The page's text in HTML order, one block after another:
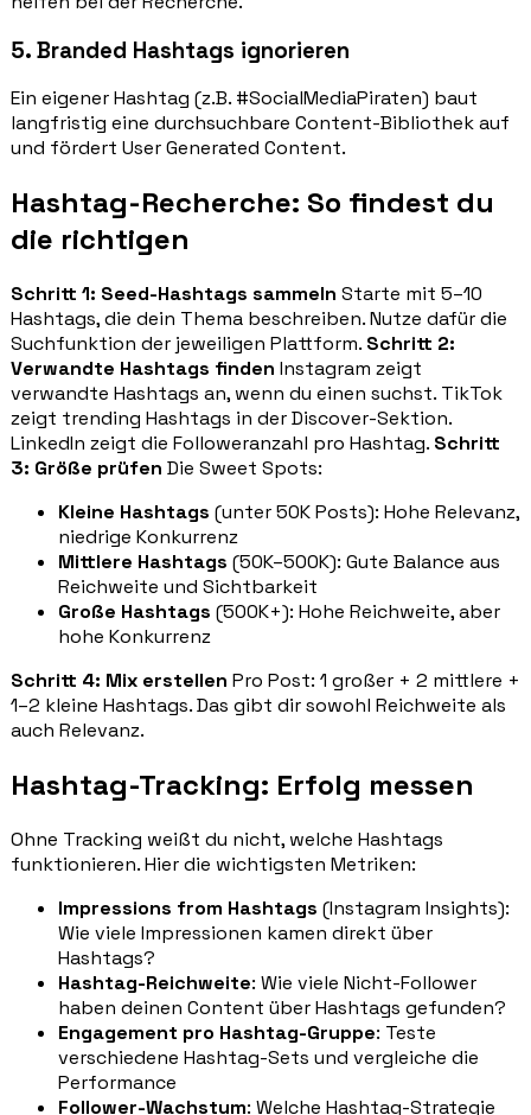
5. Branded Hashtags ignorieren
Ein eigener Hashtag (z.B. #SocialMediaPiraten) baut
langfristig eine durchsuchbare Content-Bibliothek auf
und fördert User Generated Content.
Hashtag-Recherche: So findest du
die richtigen
Schritt 1: Seed-Hashtags sammeln Starte mit 5–10
Hashtags, die dein Thema beschreiben. Nutze dafür die
Suchfunktion der jeweiligen Plattform. Schritt 2:
Verwandte Hashtags finden Instagram zeigt
verwandte Hashtags an, wenn du einen suchst. TikTok
zeigt trending Hashtags in der Discover-Sektion.
LinkedIn zeigt die Followeranzahl pro Hashtag. Schritt
3: Größe prüfen Die Sweet Spots:
Kleine Hashtags (unter 50K Posts): Hohe Relevanz,
niedrige Konkurrenz
Mittlere Hashtags (50K–500K): Gute Balance aus
Reichweite und Sichtbarkeit
Große Hashtags (500K+): Hohe Reichweite, aber
hohe Konkurrenz
Schritt 4: Mix erstellen Pro Post: 1 großer + 2 mittlere +
1–2 kleine Hashtags. Das gibt dir sowohl Reichweite als
auch Relevanz.
Hashtag-Tracking: Erfolg messen
Ohne Tracking weißt du nicht, welche Hashtags
funktionieren. Hier die wichtigsten Metriken:
Impressions from Hashtags (Instagram Insights):
Wie viele Impressionen kamen direkt über
Hashtags?
Hashtag-Reichweite: Wie viele Nicht-Follower
haben deinen Content über Hashtags gefunden?
Engagement pro Hashtag-Gruppe: Teste
verschiedene Hashtag-Sets und vergleiche die
Performance
Follower-Wachstum: Welche Hashtag-Strategie